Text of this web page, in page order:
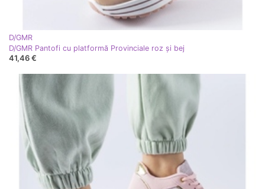
D/GMR
D/GMR Pantofi cu platformă Provinciale roz și bej
41,46 €